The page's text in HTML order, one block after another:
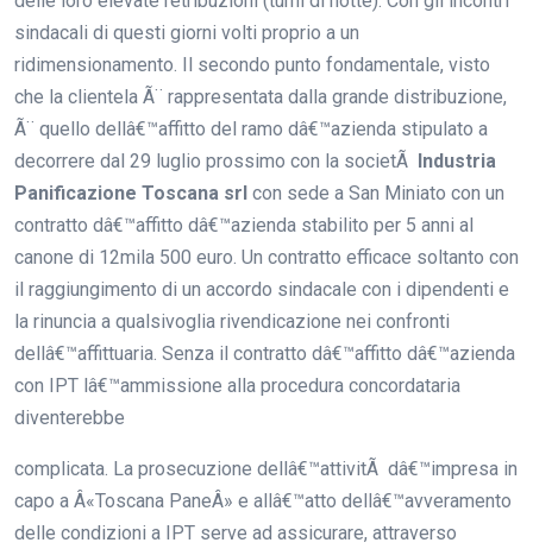
sindacali di questi giorni volti proprio a un
ridimensionamento. Il secondo punto fondamentale, visto
che la clientela Ã¨ rappresentata dalla grande distribuzione,
Ã¨ quello dellâ€™affitto del ramo dâ€™azienda stipulato a
decorrere dal 29 luglio prossimo con la societÃ Industria
Panificazione Toscana srl con sede a San Miniato con un
contratto dâ€™affitto dâ€™azienda stabilito per 5 anni al
canone di 12mila 500 euro. Un contratto efficace soltanto con
il raggiungimento di un accordo sindacale con i dipendenti e
la rinuncia a qualsivoglia rivendicazione nei confronti
dellâ€™affittuaria. Senza il contratto dâ€™affitto dâ€™azienda
con IPT lâ€™ammissione alla procedura concordataria
diventerebbe
complicata. La prosecuzione dellâ€™attivitÃ dâ€™impresa in
capo a Â«Toscana PaneÂ» e allâ€™atto dellâ€™avveramento
delle condizioni a IPT serve ad assicurare, attraverso